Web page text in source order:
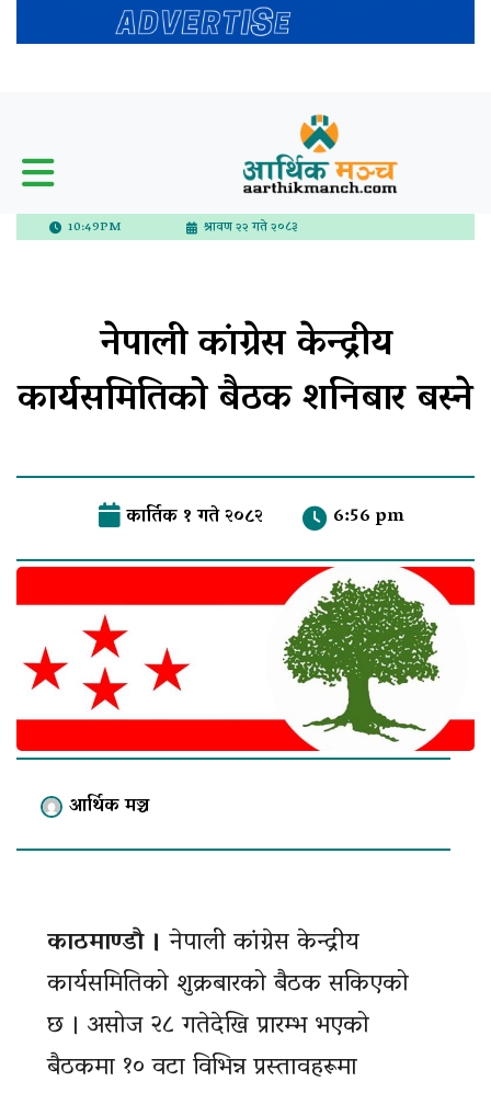
10:49PM श्रावण २२ गते २०८३
नेपाली कांग्रेस केन्द्रीय
कार्यसमितिको बैठक शनिबार बस्ने
कार्तिक १ गते २०८२ 6:56 pm
आर्थिक मञ्च
काठमाण्डाै । नेपाली कांग्रेस केन्द्रीय
कार्यसमितिको शुक्रबारको बैठक सकिएको
छ । असोज २८ गतेदेखि प्रारम्भ भएको
बैठकमा १० वटा विभिन्न प्रस्तावहरूमा